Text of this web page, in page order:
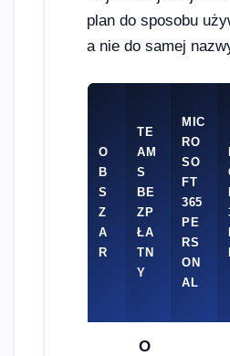
plan do sposobu
a nie do samej
O
B
S
Z
A
R
TE
AM
S
BE
ZP
ŁA
TN
Y
MIC
RO
SO
FT
365
PE
RS
ON
AL
O